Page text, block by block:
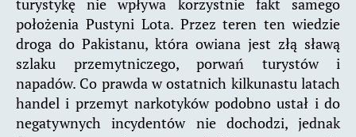
turystykę nie wpływa korzystnie fakt samego
położenia Pustyni Lota. Przez teren ten wiedzie
droga do Pakistanu, która owiana jest złą sławą
szlaku przemytniczego, porwań turystów i
napadów. Co prawda w ostatnich kilkunastu latach
handel i przemyt narkotyków podobno ustał i do
negatywnych incydentów nie dochodzi, jednak